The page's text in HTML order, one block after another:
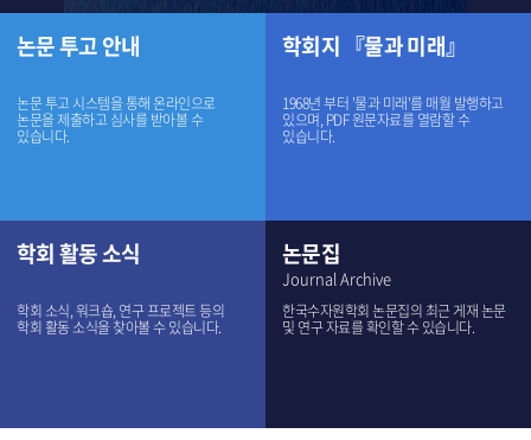
논문 투고 안내
논문 투고 시스템을 통해 온라인으로
논문을 제출하고 심사를 받아볼 수
있습니다.
학회지 『물과 미래』
1968년 부터 '물과 미래'를 매월 발행하고
있으며, PDF 원문자료를 열람할 수
있습니다.
학회 활동 소식
학회 소식, 워크숍, 연구 프로젝트 등의
학회 활동 소식을 찾아볼 수 있습니다.
논문집
Journal Archive
한국수자원학회 논문집의 최근 게재 논문
및 연구 자료를 확인할 수 있습니다.